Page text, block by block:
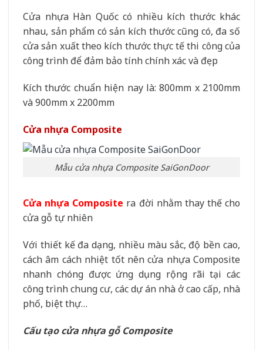
Cửa nhựa Hàn Quốc có nhiều kích thước khác
nhau, sản phẩm có sản kích thước cũng có, đa số
cửa sản xuất theo kích thước thực tế thi công của
công trình để đảm bảo tính chính xác và đẹp
Kích thước chuẩn hiện nay là: 800mm x 2100mm
và 900mm x 2200mm
Cửa nhựa Composite
Mẫu cửa nhựa Composite SaiGonDoor
Cửa nhựa Composite ra đời nhằm thay thế cho
cửa gỗ tự nhiên
Với thiết kế đa dạng, nhiều màu sắc, độ bền cao,
cách âm cách nhiệt tốt nên cửa nhựa Composite
nhanh chóng được ứng dụng rộng rãi tại các
công trình chung cư, các dự án nhà ở cao cấp, nhà
phố, biệt thự…
Cấu tạo cửa nhựa gỗ Composite